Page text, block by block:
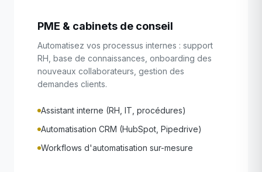
PME & cabinets de conseil
Automatisez vos processus internes : support
RH, base de connaissances, onboarding des
nouveaux collaborateurs, gestion des
demandes clients.
Assistant interne (RH, IT, procédures)
Automatisation CRM (HubSpot, Pipedrive)
Workflows d'automatisation sur-mesure